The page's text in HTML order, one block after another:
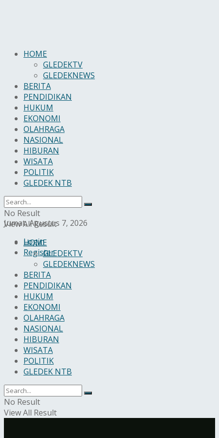
Jumat, Agustus 7, 2026
Login
Register
HOME
GLEDEKTV
GLEDEKNEWS
BERITA
PENDIDIKAN
HUKUM
EKONOMI
OLAHRAGA
NASIONAL
HIBURAN
WISATA
POLITIK
GLEDEK NTB
No Result
View All Result
HOME
GLEDEKTV
GLEDEKNEWS
BERITA
PENDIDIKAN
HUKUM
EKONOMI
OLAHRAGA
NASIONAL
HIBURAN
WISATA
POLITIK
GLEDEK NTB
No Result
View All Result